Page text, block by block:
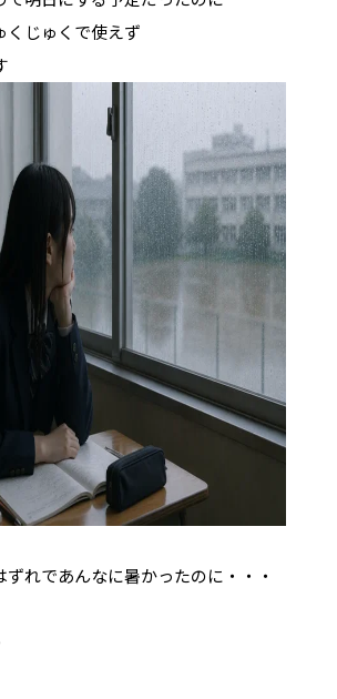
くじゅくで使えず
れであんなに暑かったのに・・・